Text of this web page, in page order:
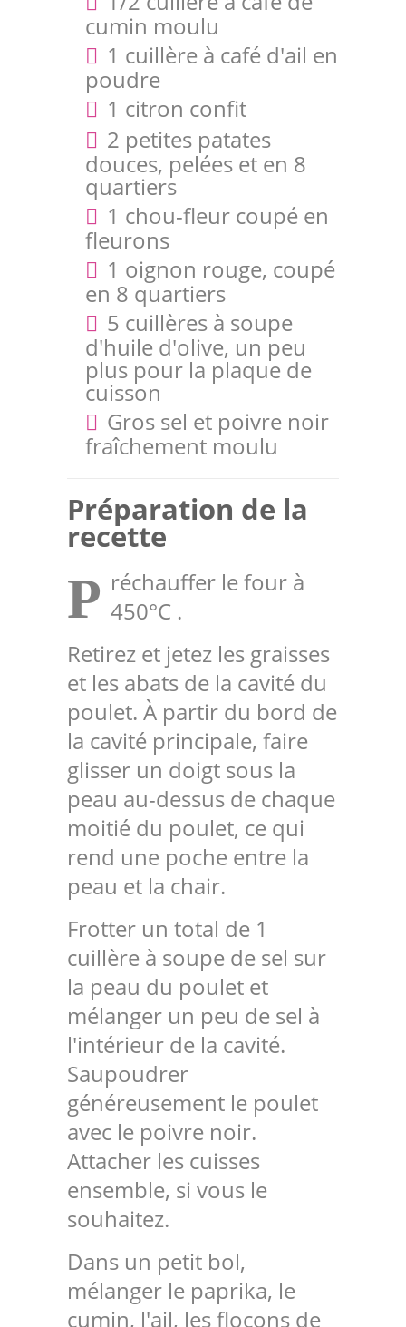
cumin moulu
1 cuillère à café d'ail en
poudre
1 citron confit
2 petites patates
douces, pelées et en 8
quartiers
1 chou-fleur coupé en
fleurons
1 oignon rouge, coupé
en 8 quartiers
5 cuillères à soupe
d'huile d'olive, un peu
plus pour la plaque de
cuisson
Gros sel et poivre noir
fraîchement moulu
Préparation de la
recette
P réchauffer le four à
450°C .
Retirez et jetez les graisses
et les abats de la cavité du
poulet. À partir du bord de
la cavité principale, faire
glisser un doigt sous la
peau au-dessus de chaque
moitié du poulet, ce qui
rend une poche entre la
peau et la chair.
Frotter un total de 1
cuillère à soupe de sel sur
la peau du poulet et
mélanger un peu de sel à
l'intérieur de la cavité.
Saupoudrer
généreusement le poulet
avec le poivre noir.
Attacher les cuisses
ensemble, si vous le
souhaitez.
Dans un petit bol,
mélanger le paprika, le
cumin, l'ail, les flocons de